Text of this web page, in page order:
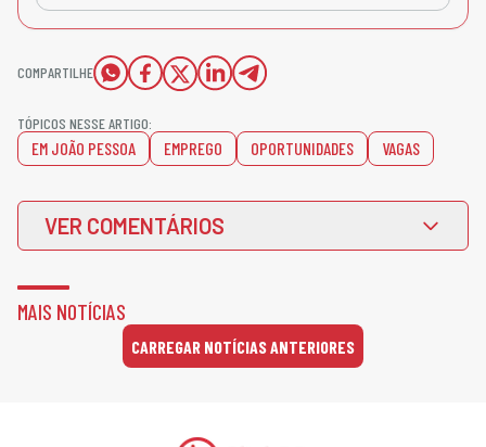
COMPARTILHE
TÓPICOS NESSE ARTIGO:
EM JOÃO PESSOA EMPREGO OPORTUNIDADES VAGAS
VER COMENTÁRIOS
MAIS NOTÍCIAS
CARREGAR NOTÍCIAS ANTERIORES